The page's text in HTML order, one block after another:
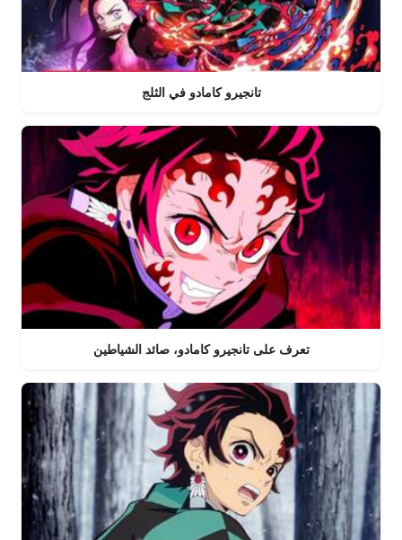
تانجيرو كامادو في الثلج
تعرف على تانجيرو كامادو، صائد الشياطين